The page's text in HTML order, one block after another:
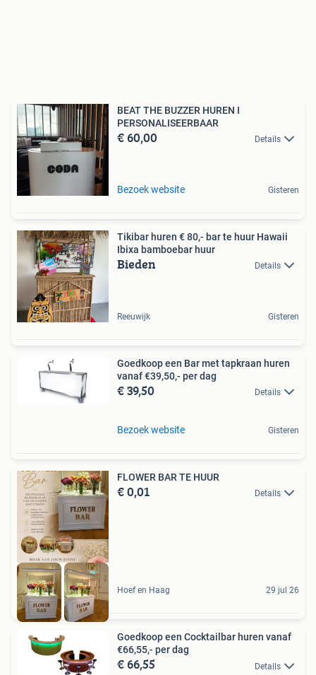
BEAT THE BUZZER HUREN I
PERSONALISEERBAAR
€ 60,00 Details
Bezoek website Gisteren
Tikibar huren € 80,- bar te huur Hawaii
Ibixa bamboebar huur
Bieden Details
Reeuwijk Gisteren
Goedkoop een Bar met tapkraan huren
vanaf €39,50,- per dag
€ 39,50 Details
Bezoek website Gisteren
FLOWER BAR TE HUUR
€ 0,01 Details
Hoef en Haag 29 jul 26
Goedkoop een Cocktailbar huren vanaf
€66,55,- per dag
€ 66,55 Details